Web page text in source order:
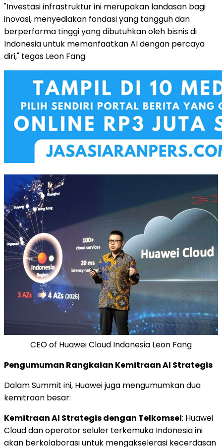
"Investasi infrastruktur ini merupakan landasan bagi
inovasi, menyediakan fondasi yang tangguh dan
berperforma tinggi yang dibutuhkan oleh bisnis di
Indonesia untuk memanfaatkan AI dengan percaya
diri," tegas Leon Fang.
CEO of Huawei Cloud Indonesia Leon Fang
Pengumuman Rangkaian Kemitraan AI Strategis
Dalam Summit ini, Huawei juga mengumumkan dua
kemitraan besar:
Kemitraan AI Strategis dengan Telkomsel: Huawei
Clouddan operator seluler terkemuka Indonesia ini
akan berkolaborasi untuk mengakselerasi kecerdasan